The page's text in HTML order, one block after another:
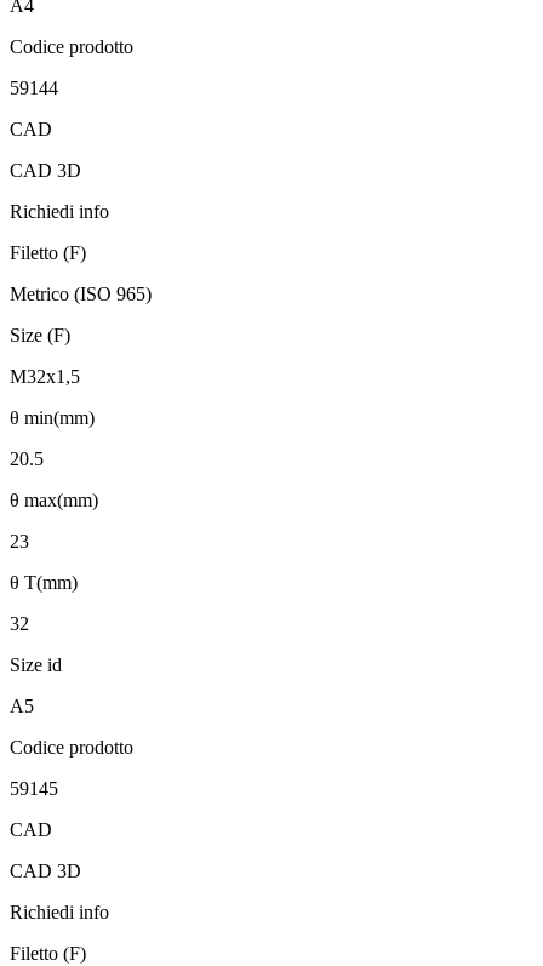
A4
Codice prodotto
59144
CAD
CAD 3D
Richiedi info
Filetto (F)
Metrico (ISO 965)
Size (F)
M32x1,5
θ min(mm)
20.5
θ max(mm)
23
θ T(mm)
32
Size id
A5
Codice prodotto
59145
CAD
CAD 3D
Richiedi info
Filetto (F)